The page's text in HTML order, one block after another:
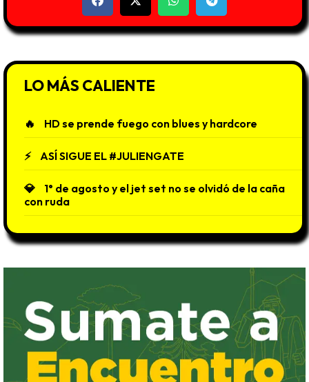
LO MÁS CALIENTE
HD se prende fuego con blues y hardcore
ASÍ SIGUE EL #JULIENGATE
1° de agosto y el jet set no se olvidó de la caña
con ruda